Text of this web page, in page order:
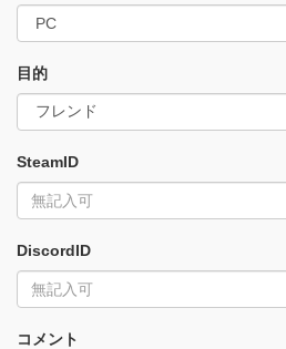
目的
SteamID
DiscordID
コメント